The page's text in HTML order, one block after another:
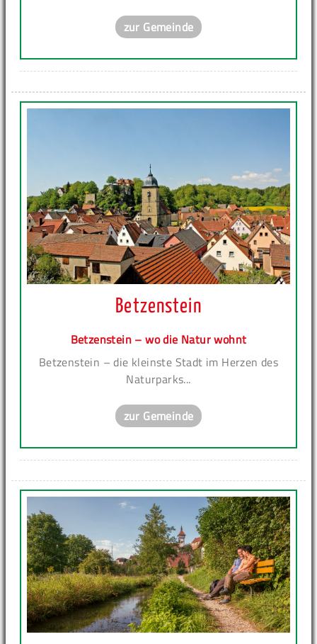
zur Gemeinde
Betzenstein
Betzenstein – wo die Natur wohnt
Betzenstein – die kleinste Stadt im Herzen des
Naturparks...
zur Gemeinde